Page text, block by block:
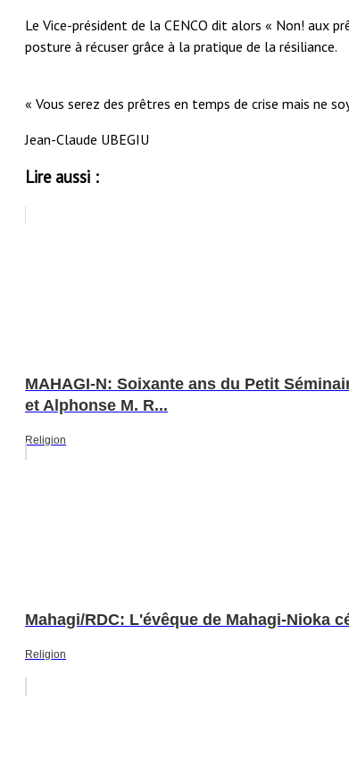
Le Vice-président de la CENCO dit alors « Non! aux
posture à récuser grâce à la pratique de la résiliance.
« Vous serez des prêtres en temps de crise mais ne
Jean-Claude UBEGIU
Lire aussi :
MAHAGI-N: Soixante ans du Petit
et Alphonse M. R...
Religion
Mahagi/RDC: L'évêque de Mahagi-Nioka
Religion